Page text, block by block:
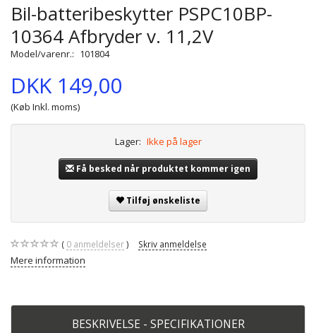
Bil-batteribeskytter PSPC10BP-
10364 Afbryder v. 11,2V
Model/varenr.: 101804
DKK 149,00
(Køb Inkl. moms)
Lager: Ikke på lager
Få besked når produktet kommer igen
Tilføj ønskeliste
0 anmeldelser Skriv anmeldelse
Mere information
BESKRIVELSE - SPECIFIKATIONER